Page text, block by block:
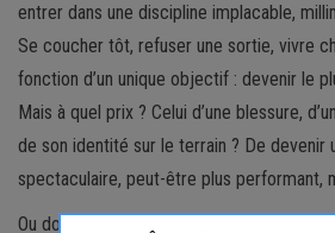
entrer dans une discipline implacable,
Se coucher tôt, refuser une sortie, vivre
fonction d’un unique objectif : devenir le
Mais à quel prix ? Celui d’une blessure,
de son identité sur le terrain ? De devenir
spectaculaire, peut-être plus performant,
Ou doit-il, au contraire, continuer à tracer